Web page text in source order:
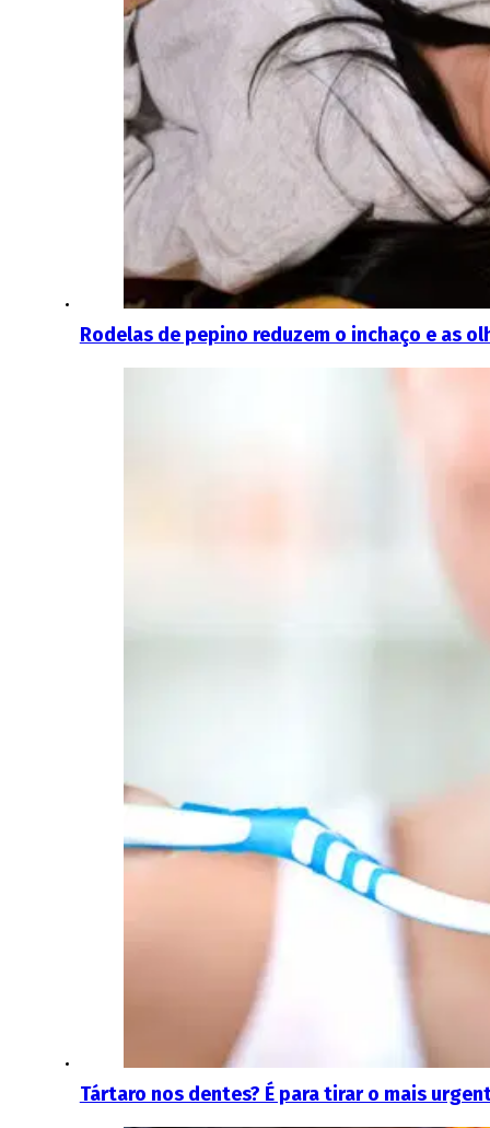
Rodelas de pepino reduzem o inchaço e as
Tártaro nos dentes? É para tirar o mais